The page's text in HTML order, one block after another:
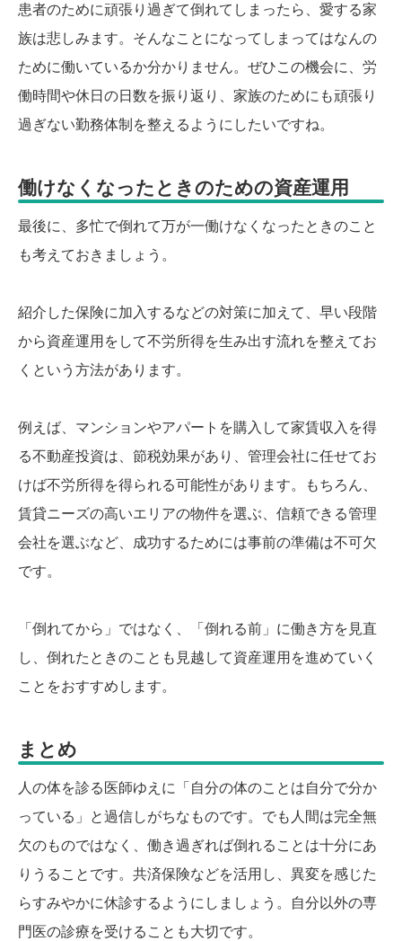
患者のために頑張り過ぎて倒れてしまったら、愛する家
族は悲しみます。そんなことになってしまってはなんの
ために働いているか分かりません。ぜひこの機会に、労
働時間や休日の日数を振り返り、家族のためにも頑張り
過ぎない勤務体制を整えるようにしたいですね。
働けなくなったときのための資産運用
最後に、多忙で倒れて万が一働けなくなったときのこと
も考えておきましょう。
紹介した保険に加入するなどの対策に加えて、早い段階
から資産運用をして不労所得を生み出す流れを整えてお
くという方法があります。
例えば、マンションやアパートを購入して家賃収入を得
る不動産投資は、節税効果があり、管理会社に任せてお
けば不労所得を得られる可能性があります。もちろん、
賃貸ニーズの高いエリアの物件を選ぶ、信頼できる管理
会社を選ぶなど、成功するためには事前の準備は不可欠
です。
「倒れてから」ではなく、「倒れる前」に働き方を見直
し、倒れたときのことも見越して資産運用を進めていく
ことをおすすめします。
まとめ
人の体を診る医師ゆえに「自分の体のことは自分で分か
っている」と過信しがちなものです。でも人間は完全無
欠のものではなく、働き過ぎれば倒れることは十分にあ
りうることです。共済保険などを活用し、異変を感じた
らすみやかに休診するようにしましょう。自分以外の専
門医の診療を受けることも大切です。